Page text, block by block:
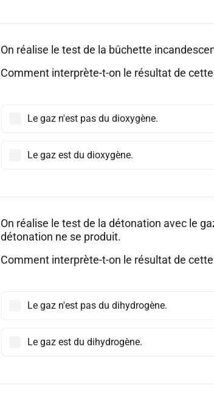
On réalise le test de la bûchette
Comment interprète-t-on le résultat de
Le gaz n'est pas du dioxygène.
Le gaz est du dioxygène.
On réalise le test de la détonation avec le
détonation ne se produit.
Comment interprète-t-on le résultat de
Le gaz n'est pas du dihydrogène.
Le gaz est du dihydrogène.